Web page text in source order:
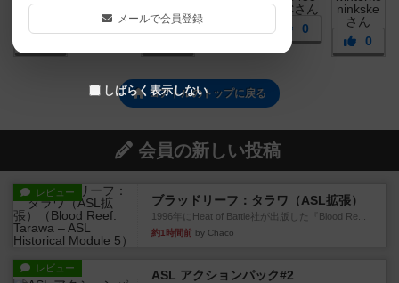
1 0 0
0
コアトルのトップに戻る
会員の新しい投稿
レビュー
ブラッドリーフ：タラワ（ASL拡張）
1996年にHeat of Battle社が出版した『Blood Re...
約1時間前 by Chaco
レビュー ASL アクションパック#2
メールで会員登録
しばらく表示しない